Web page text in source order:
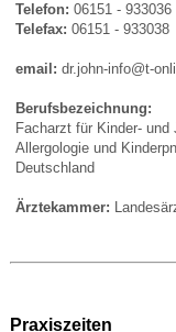
Telefon: 06151 - 933036
Telefax: 06151 - 933038
email: dr.john-info@t-
Berufsbezeichnung:
Facharzt für Kinder- und
Allergologie und
Deutschland
Ärztekammer:
Praxiszeiten